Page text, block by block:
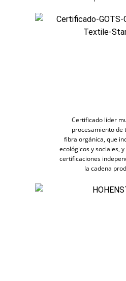
Certificado líder
procesamiento de
fibra orgánica, que
ecológicos y sociales,
certificaciones
la cadena